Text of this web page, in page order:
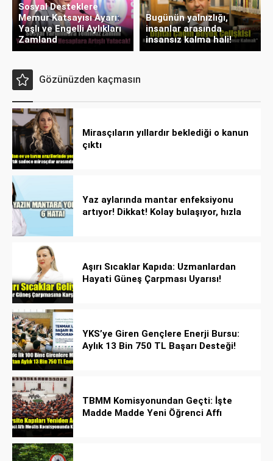
Sosyal Desteklere
Memur Katsayısı Ayarı:
Yaşlı ve Engelli Aylıkları
Zamland
Bugünün yalnızlığı,
insanlar arasında
insansız kalma hali!
Gözünüzden kaçmasın
Mirasçıların yıllardır beklediği o kanun
çıktı
Yaz aylarında mantar enfeksiyonu
artıyor! Dikkat! Kolay bulaşıyor, hızla
Aşırı Sıcaklar Kapıda: Uzmanlardan
Hayati Güneş Çarpması Uyarısı!
YKS’ye Giren Gençlere Enerji Bursu:
Aylık 13 Bin 750 TL Başarı Desteği!
TBMM Komisyonundan Geçti: İşte
Madde Madde Yeni Öğrenci Affı